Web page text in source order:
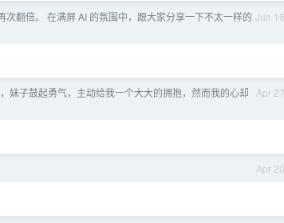
Jun 16
次翻倍。 在满屏 AI 的氛围中，跟大家分享一下不太一样的
Apr 27
妹子鼓起勇气，主动给我一个大大的拥抱，然而我的心却
Apr 20